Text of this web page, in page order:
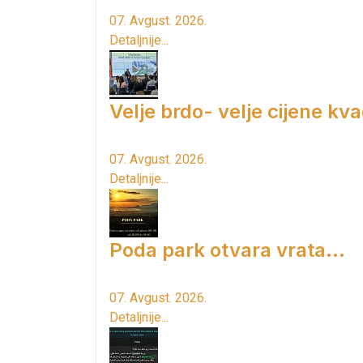
07. Avgust. 2026.
Detaljnije...
Velje brdo- velje cijene
07. Avgust. 2026.
Detaljnije...
Poda park otvara vrata...
07. Avgust. 2026.
Detaljnije...